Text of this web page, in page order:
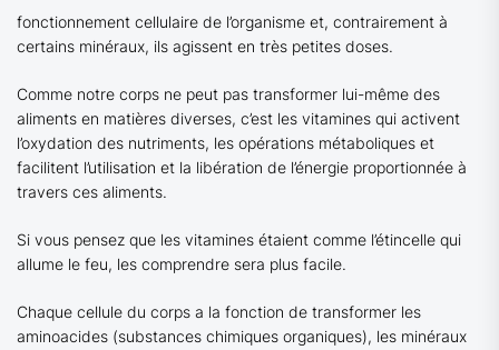
fonctionnement cellulaire de l’organisme et, contrairement à
certains minéraux, ils agissent en très petites doses.
Comme notre corps ne peut pas transformer lui-même des
aliments en matières diverses, c’est les vitamines qui activent
l’oxydation des nutriments, les opérations métaboliques et
facilitent l’utilisation et la libération de l’énergie proportionnée à
travers ces aliments.
Si vous pensez que les vitamines étaient comme l’étincelle qui
allume le feu, les comprendre sera plus facile.
Chaque cellule du corps a la fonction de transformer les
aminoacides (substances chimiques organiques), les minéraux